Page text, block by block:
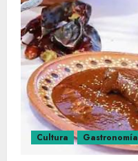
Cultura Gastronomía